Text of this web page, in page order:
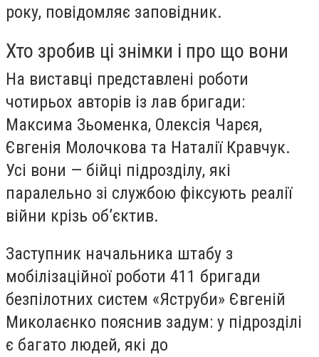
року, повідомляє заповідник.
Хто зробив ці знімки і про що вони
На виставці представлені роботи
чотирьох авторів із лав бригади:
Максима Зьоменка, Олексія Чарєя,
Євгенія Молочкова та Наталії Кравчук.
Усі вони — бійці підрозділу, які
паралельно зі службою фіксують реалії
війни крізь об’єктив.
Заступник начальника штабу з
мобілізаційної роботи 411 бригади
безпілотних систем «Яструби» Євгеній
Миколаєнко пояснив задум: у підрозділі
є багато людей, які до